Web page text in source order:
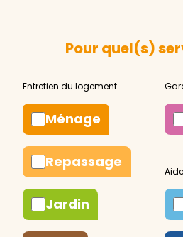
Pour quel(s)
Ménage
Repassage
Jardin